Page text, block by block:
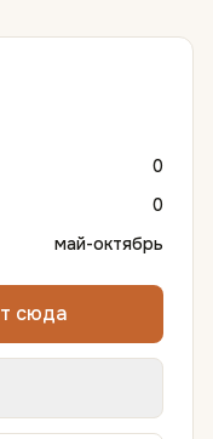
0
0
май-октябрь
сюда